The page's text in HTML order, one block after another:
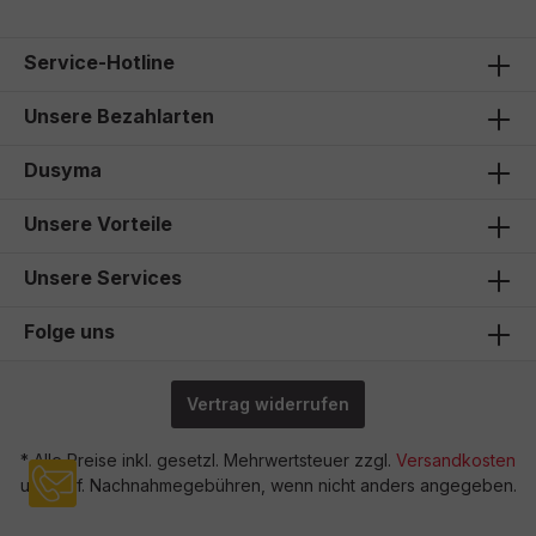
Service-Hotline
Unsere Bezahlarten
Dusyma
Unsere Vorteile
Unsere Services
Folge uns
Vertrag widerrufen
* Alle Preise inkl. gesetzl. Mehrwertsteuer zzgl. Versandkosten
und ggf. Nachnahmegebühren, wenn nicht anders angegeben.